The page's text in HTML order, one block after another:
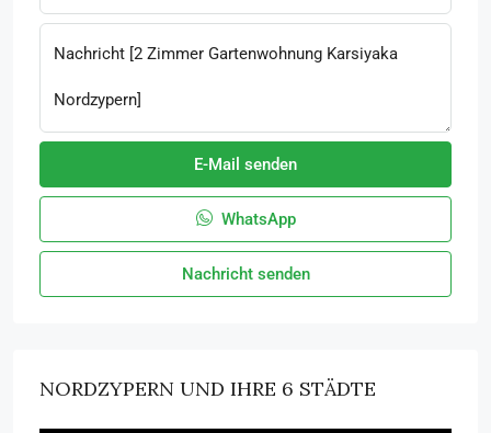
E-Mail senden
WhatsApp
Nachricht senden
NORDZYPERN UND IHRE 6 STÄDTE